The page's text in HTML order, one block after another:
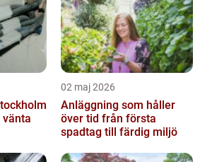
02 maj 2026
Anläggning som håller
över tid från första
spadtag till färdig miljö